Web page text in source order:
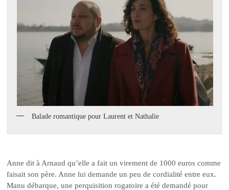
Balade romantique pour Laurent et Nathalie
Anne dit à Arnaud qu’elle a fait un virement de 1000 euros comme
faisait son père. Anne lui demande un peu de cordialité entre eux.
Manu débarque, une perquisition rogatoire a été demandé pour